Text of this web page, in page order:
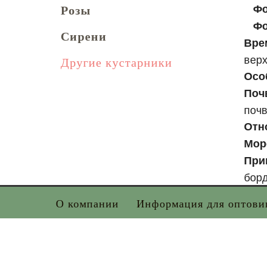
Розы
Сирени
Другие кустарники
О компании Информация для